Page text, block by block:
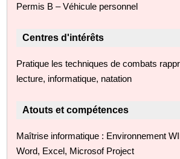
Permis B – Véhicule personnel
Centres d'intérêts
Pratique les techniques de combats
lecture, informatique, natation
Atouts et compétences
Maîtrise informatique : Environnement
Word, Excel, Microsof Project